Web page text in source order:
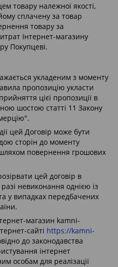
товару належної якості,
сплачену за товар
товару за
Інтернет-магазину
Покупцеві.
укладеним з моменту
пропозицію укласти
цієї пропозиції в
шостою статті 11 Закону
цей Договір може бути
сторін до моменту
повернення грошових
цей договір в
невиконання однією із
у випадках передбачених
магазин kamni-
сайті https://kamni-
до законодавства
інтернет
особам для реалізації